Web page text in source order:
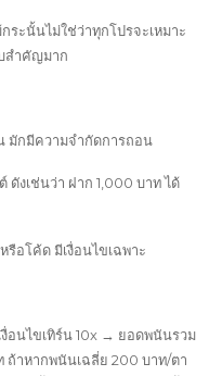
ระนั้นไม่ใช่ว่าทุกโปรจะเหมาะ
สำคัญมาก
มักมีความจำกัดการถอน
ดังเช่นว่า ฝาก 1,000 บาท ได้
อโค้ด มีเงื่อนไขเฉพาะ
อนไขเทิร์น 10x → ยอดพนันรวม
ถ้าหากพนันเฉลี่ย 200 บาท/ตา